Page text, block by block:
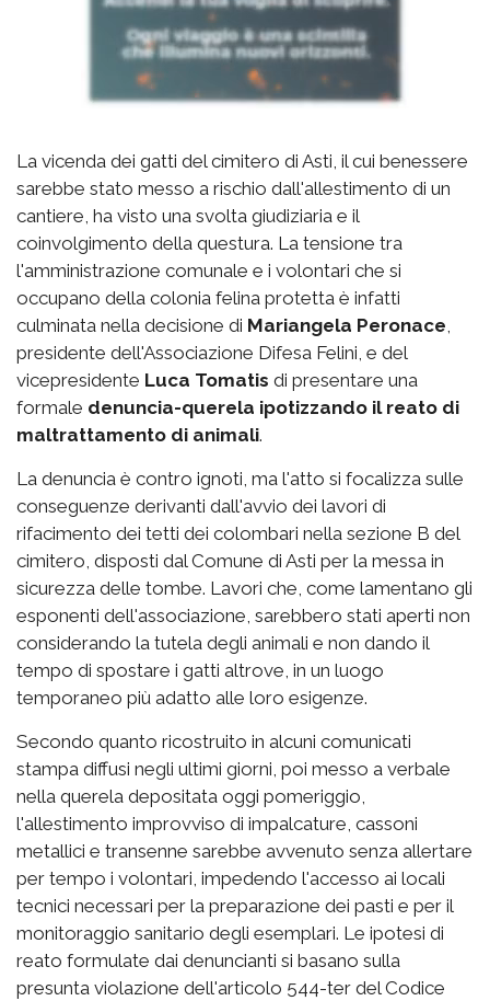
La vicenda dei gatti del cimitero di Asti, il cui benessere
sarebbe stato messo a rischio dall'allestimento di un
cantiere, ha visto una svolta giudiziaria e il
coinvolgimento della questura. La tensione tra
l'amministrazione comunale e i volontari che si
occupano della colonia felina protetta è infatti
culminata nella decisione di Mariangela Peronace,
presidente dell'Associazione Difesa Felini, e del
vicepresidente Luca Tomatis di presentare una
formale denuncia-querela ipotizzando il reato di
maltrattamento di animali.
La denuncia è contro ignoti, ma l'atto si focalizza sulle
conseguenze derivanti dall'avvio dei lavori di
rifacimento dei tetti dei colombari nella sezione B del
cimitero, disposti dal Comune di Asti per la messa in
sicurezza delle tombe. Lavori che, come lamentano gli
esponenti dell'associazione, sarebbero stati aperti non
considerando la tutela degli animali e non dando il
tempo di spostare i gatti altrove, in un luogo
temporaneo più adatto alle loro esigenze.
Secondo quanto ricostruito in alcuni comunicati
stampa diffusi negli ultimi giorni, poi messo a verbale
nella querela depositata oggi pomeriggio,
l'allestimento improvviso di impalcature, cassoni
metallici e transenne sarebbe avvenuto senza allertare
per tempo i volontari, impedendo l'accesso ai locali
tecnici necessari per la preparazione dei pasti e per il
monitoraggio sanitario degli esemplari. Le ipotesi di
reato formulate dai denuncianti si basano sulla
presunta violazione dell'articolo 544-ter del Codice